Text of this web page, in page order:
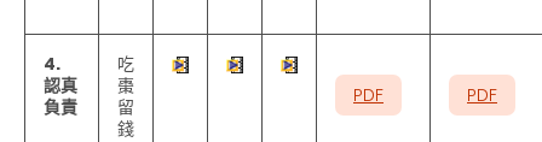
4.
認真
負責
吃
棗
留
錢
PDF PDF